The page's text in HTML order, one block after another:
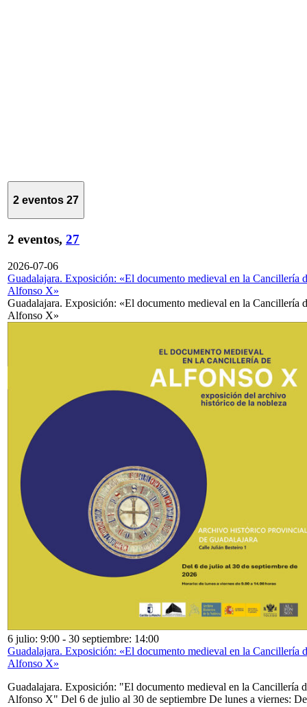
2 eventos 27
2 eventos, 27
2026-07-06
Guadalajara. Exposición: «El documento medieval en la Cancillería
Alfonso X»
Guadalajara. Exposición: «El documento medieval en la Cancillería
Alfonso X»
6 julio: 9:00 - 30 septiembre: 14:00
Guadalajara. Exposición: «El documento medieval en la Cancillería
Alfonso X»
Guadalajara. Exposición: "El documento medieval en la Cancillería
Alfonso X" Del 6 de julio al 30 de septiembre De lunes a viernes: De